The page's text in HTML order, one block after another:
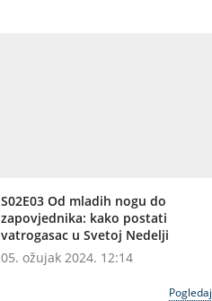
S02E03 Od mladih nogu do
zapovjednika: kako postati
vatrogasac u Svetoj Nedelji
05. ožujak 2024. 12:14
Pogledaj